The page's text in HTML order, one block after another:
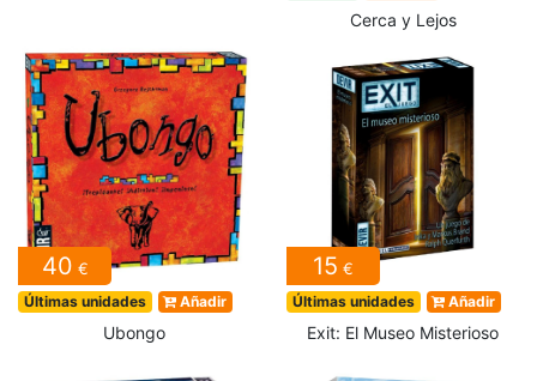
Cerca y Lejos
40 €
Últimas unidades Añadir
Ubongo
15 €
Últimas unidades Añadir
Exit: El Museo Misterioso